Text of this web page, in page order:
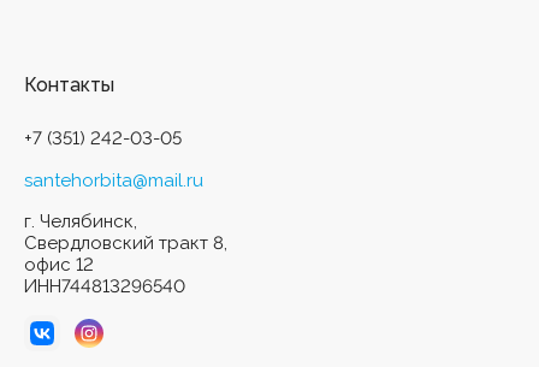
Контакты
+7 (351) 242-03-05
santehorbita@mail.ru
г. Челябинск,
Свердловский тракт 8,
офис 12
ИНН744813296540